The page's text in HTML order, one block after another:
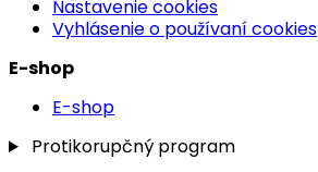
Nastavenie cookies
Vyhlásenie o používaní cookies
E-shop
E-shop
Protikorupčný program